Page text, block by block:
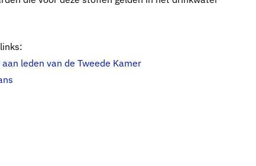
leden van de Tweede Kamer